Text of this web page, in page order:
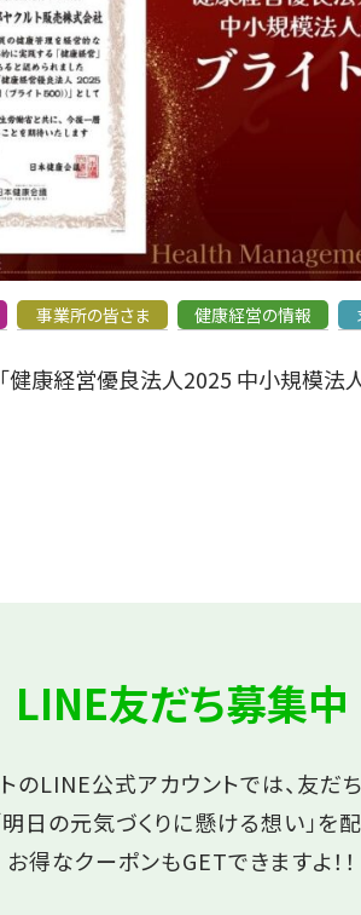
事業所の皆さま 健康経営の情報
健康経営優良法人2025 中小規模法
LINE友だち募集中
のLINE公式アカウントでは、友だ
日の元気づくりに懸ける想い」を
お得なクーポンもGETできますよ！！